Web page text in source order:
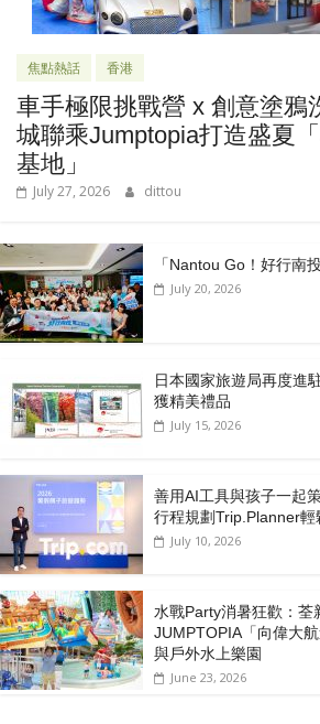
焦點熱話 香港
車手極限挑戰營 x 創意塗鴉
城聯乘Jumptopia打造盛夏
基地」
July 27, 2026 dittou
「Nantou Go！好行南
July 20, 2026
日本國家旅遊局再度進
獲精美禮品
July 15, 2026
善用AI工具與孩子一起
行程規劃Trip.Planner
July 10, 2026
水戰Party消暑狂歡：荃
JUMPTOPIA「向偉大
與戶外水上樂園
June 23, 2026